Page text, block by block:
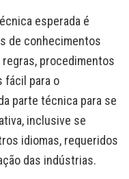
esperada é
de conhecimentos
procedimentos
fácil para o
parte técnica para se
inclusive se
idiomas, requeridos
das indústrias.